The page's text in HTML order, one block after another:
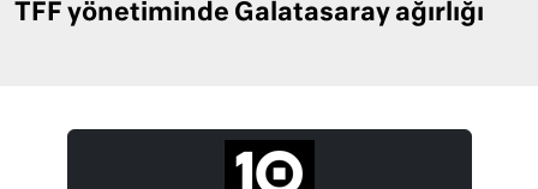
TFF yönetiminde Galatasaray ağırlığı